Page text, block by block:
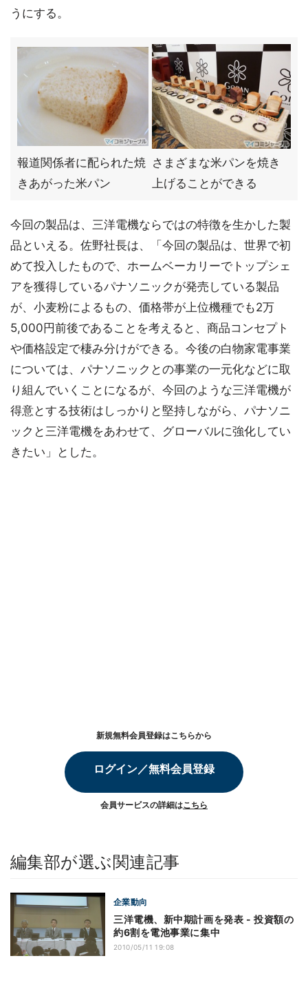
うにする。
報道関係者に配られた焼
きあがった米パン
さまざまな米パンを焼き
上げることができる
今回の製品は、三洋電機ならではの特徴を生かした製
品といえる。佐野社長は、「今回の製品は、世界で初
めて投入したもので、ホームベーカリーでトップシェ
アを獲得しているパナソニックが発売している製品
が、小麦粉によるもの、価格帯が上位機種でも2万
5,000円前後であることを考えると、商品コンセプト
や価格設定で棲み分けができる。今後の白物家電事業
については、パナソニックとの事業の一元化などに取
り組んでいくことになるが、今回のような三洋電機が
得意とする技術はしっかりと堅持しながら、パナソニ
ックと三洋電機をあわせて、グローバルに強化してい
きたい」とした。
新規無料会員登録はこちらから
ログイン／無料会員登録
会員サービスの詳細はこちら
編集部が選ぶ関連記事
企業動向
三洋電機、新中期計画を発表 - 投資額の
約6割を電池事業に集中
2010/05/11 19:08